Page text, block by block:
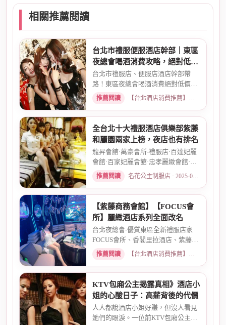
相關推薦閱讀
台北市禮服便服酒店幹部｜東區
夜總會喝酒消費攻略，絕對低價
優惠
台北市禮服店、便服店酒店幹部帶
路！東區夜總會喝酒消費絕對低價優
惠。專業幹部安排，包廂費、小...
推薦閱讀 【台北酒店消費推薦】各大商務酒店、夜總會試算 · 2026-03-15
全台北十大禮服酒店俱樂部紫藤
和麗園兩家上榜，夜店也有排名
龍昇會館·萬豪會所-禮服店·百達妃麗
會館·百家妃麗會館·忠孝麗緻會館·敦
南麗緻會館·金荷會...
推薦閱讀 名花公主制服店 · 2025-02-01
【紫藤商務會館】【FOCUS會
所】麗緻酒店系列全面改名
台北夜總會-優質東區全新禮服店家
FOCUS會所、香閣里拉酒店、紫藤名
店、酒店幹部就是為了給你更好...
推薦閱讀 【台北酒店消費推薦】各大商務酒店、夜總會試算 · 2026-03-30
KTV包廂公主揭露真相》酒店小
姐的心酸日子：高薪背後的代價
人人都說酒店小姐好賺，但沒人看見
她們的眼淚。一位前KTV包廂公主首